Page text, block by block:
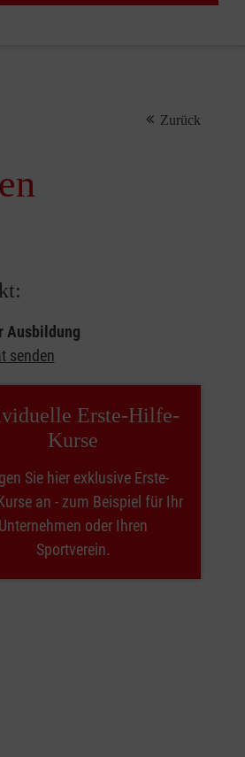
Zurück
Ausbildung
senden
Erste-Hilfe-
Kurse
Sie hier exklusive Erste-
an - zum Beispiel für Ihr
Unternehmen oder Ihren
Sportverein.